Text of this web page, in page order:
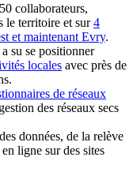
collaborateurs,
le territoire et sur4
et maintenant Evry.
su se positionner
locales avec près de
de réseaux
des réseaux secs
données, de la relève
ligne sur des sites